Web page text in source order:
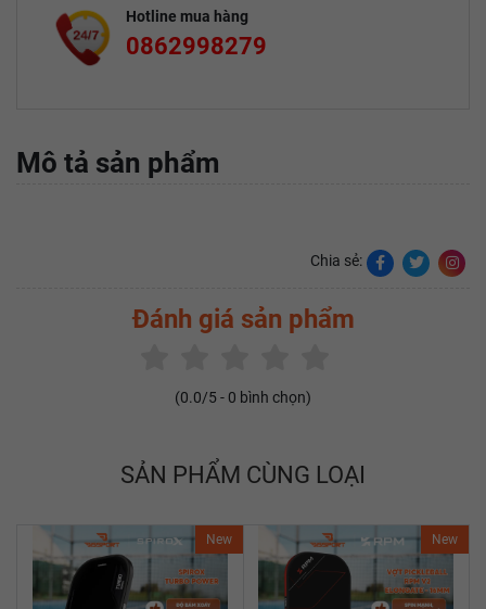
Hotline mua hàng
0862998279
Mô tả sản phẩm
Chia sẻ:
Đánh giá sản phẩm
(0.0/5 - 0 bình chọn)
SẢN PHẨM CÙNG LOẠI
New New